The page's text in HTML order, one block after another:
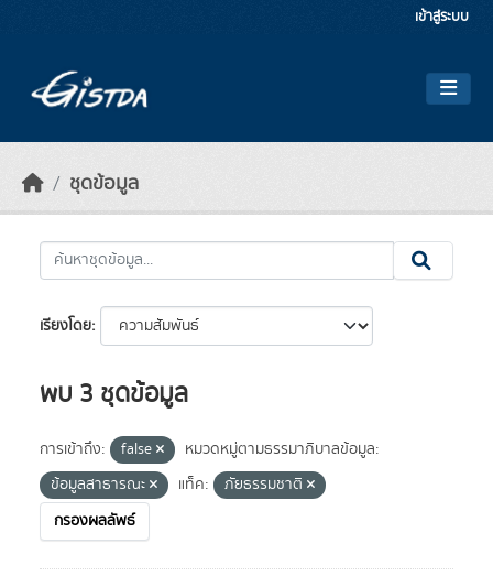
เข้าสู่ระบบ
ชุดข้อมูล
เรียงโดย
พบ 3 ชุดข้อมูล
การเข้าถึง: false
หมวดหมู่ตามธรรมาภิบาลข้อมูล:
ข้อมูลสาธารณะ
แท็ค:
ภัยธรรมชาติ
กรองผลลัพธ์